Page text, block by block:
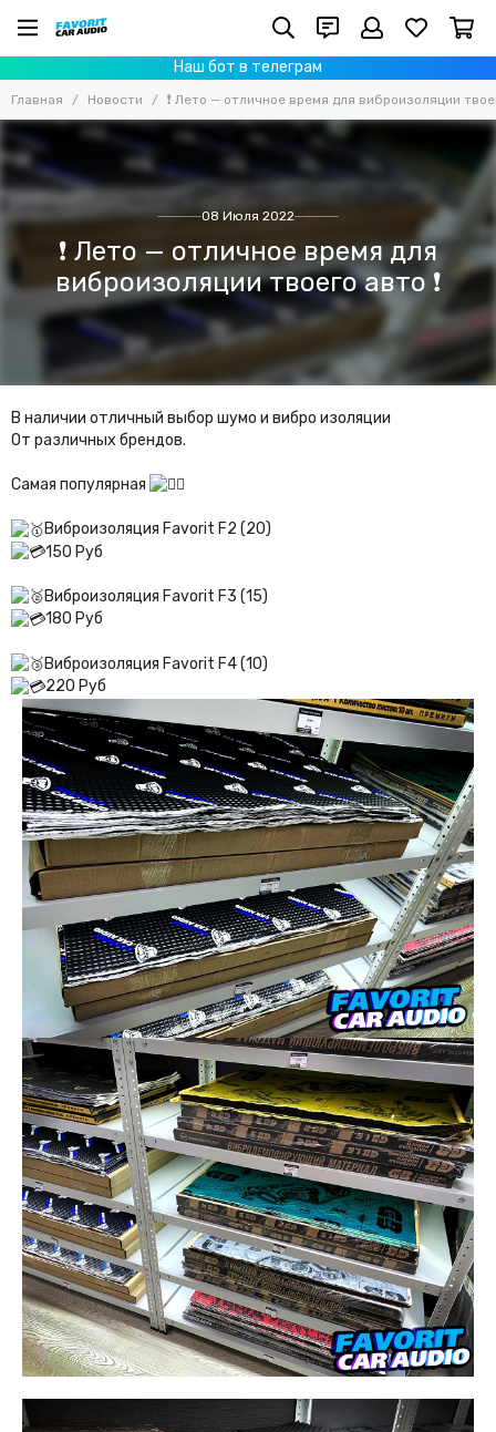
Наш бот в телеграм
Главная Новости ❗ Лето — отличное время для виброизоляции
08 Июля 2022
❗ Лето — отличное время для
виброизоляции твоего авто ❗
В наличии отличный выбор шумо и вибро изоляции
От различных брендов.
Самая популярная
Виброизоляция Favorit F2 (20)
150 Руб
Виброизоляция Favorit F3 (15)
180 Руб
Виброизоляция Favorit F4 (10)
220 Руб